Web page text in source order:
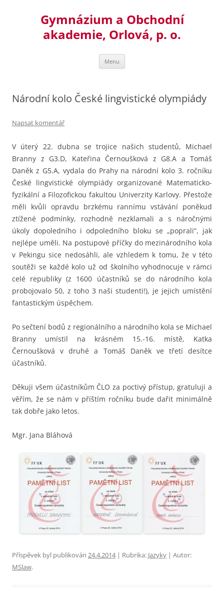
Gymnázium a Obchodní
akademie, Orlová, p. o.
Menu
Národní kolo České lingvistické olympiády
Napsat komentář
V úterý 22. dubna se trojice našich studentů, Michael
Branny z G3.D, Kateřina Černoušková z G8.A a Tomáš
Daněk z G5.A, vydala do Prahy na národní kolo 3. ročníku
České lingvistické olympiády organizované Matematicko-
fyzikální a Filozofickou fakultou Univerzity Karlovy. Přestože
měli kvůli opravdu brzkému rannímu vstávání poněkud
ztížené podmínky, rozhodně nezklamali a s náročnými
úkoly dopoledního i odpoledního bloku se „poprali“, jak
nejlépe uměli. Na postupové příčky do mezinárodního kola
v Pekingu sice nedosáhli, ale vzhledem k tomu, že v této
soutěži se každé kolo už od školního vyhodnocuje v rámci
celé republiky (z 1600 účastníků se do národního kola
probojovalo 50, z toho 3 naši studenti!), je jejich umístění
fantastickým úspěchem.
Po sečtení bodů z regionálního a národního kola se Michael
Branny umístil na krásném 15.-16. místě, Katka
Černoušková v druhé a Tomáš Daněk ve třetí desítce
účastníků.
Děkuji všem účastníkům ČLO za poctivý přístup, gratuluji a
věřím, že se nám v příštím ročníku bude dařit minimálně
tak dobře jako letos.
Mgr. Jana Bláhová
Příspěvek byl publikován 24.4.2014| Rubrika: Jazyky | Autor:
MSlaw.